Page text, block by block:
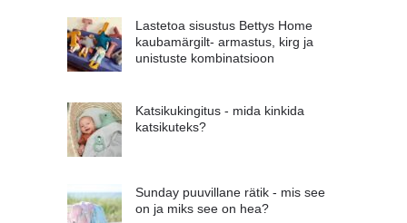
Lastetoa sisustus Bettys Home
kaubamärgilt- armastus, kirg ja
unistuste kombinatsioon
Katsikukingitus - mida kinkida
katsikuteks?
Sunday puuvillane rätik - mis see
on ja miks see on hea?